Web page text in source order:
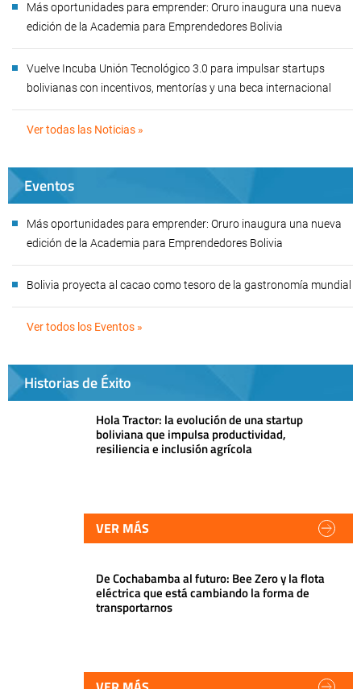
Más oportunidades para emprender: Oruro inaugura una nueva
edición de la Academia para Emprendedores Bolivia
Vuelve Incuba Unión Tecnológico 3.0 para impulsar startups
bolivianas con incentivos, mentorías y una beca internacional
Ver todas las Noticias »
Eventos
Más oportunidades para emprender: Oruro inaugura una nueva
edición de la Academia para Emprendedores Bolivia
Bolivia proyecta al cacao como tesoro de la gastronomía mundial
Ver todos los Eventos »
Historias de Éxito
Hola Tractor: la evolución de una startup
boliviana que impulsa productividad,
resiliencia e inclusión agrícola
VER MÁS
De Cochabamba al futuro: Bee Zero y la flota
eléctrica que está cambiando la forma de
transportarnos